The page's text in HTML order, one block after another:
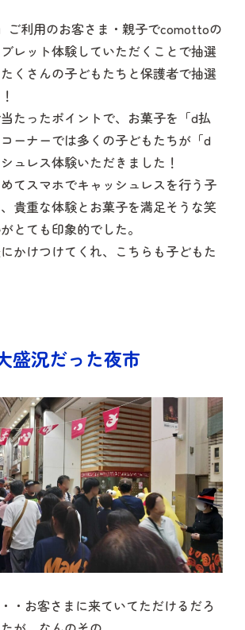
ご利用のお客さま・親子でcomottoの
レット体験していただくことで抽選
くさんの子どもたちと保護者で抽選
たったポイントで、お菓子を「d払
ーナーでは多くの子どもたちが「d
ュレス体験いただきました！
てスマホでキャッシュレスを行う子
貴重な体験とお菓子を満足そうな笑
とても印象的でした。
かけつけてくれ、こちらも子どもた
盛況だった夜市
・お客さまに来ていてただけるだろ